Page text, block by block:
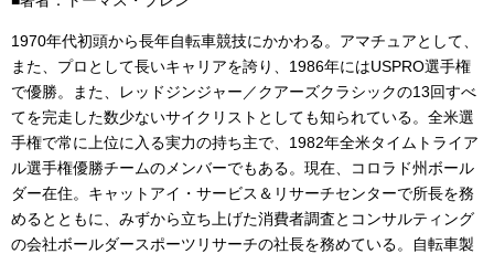
1970年代初頭から長年自転車競技にかかわる。アマチュアとして、
また、プロとして長いキャリアを誇り、1986年にはUSPRO選手権
で優勝。また、レッドジンジャー／クアーズクラシックの13回すべ
てを完走した数少ないサイクリストとしても知られている。全米選
手権で常に上位に入る実力の持ち主で、1982年全米タイムトライア
ル選手権優勝チームのメンバーでもある。現在、コロラド州ボール
ダー在住。キャットアイ・サービス＆リサーチセンターで所長を務
めるとともに、みずから立ち上げた消費者調査とコンサルティング
の会社ボールダースポーツリサーチの社長を務めている。自転車製